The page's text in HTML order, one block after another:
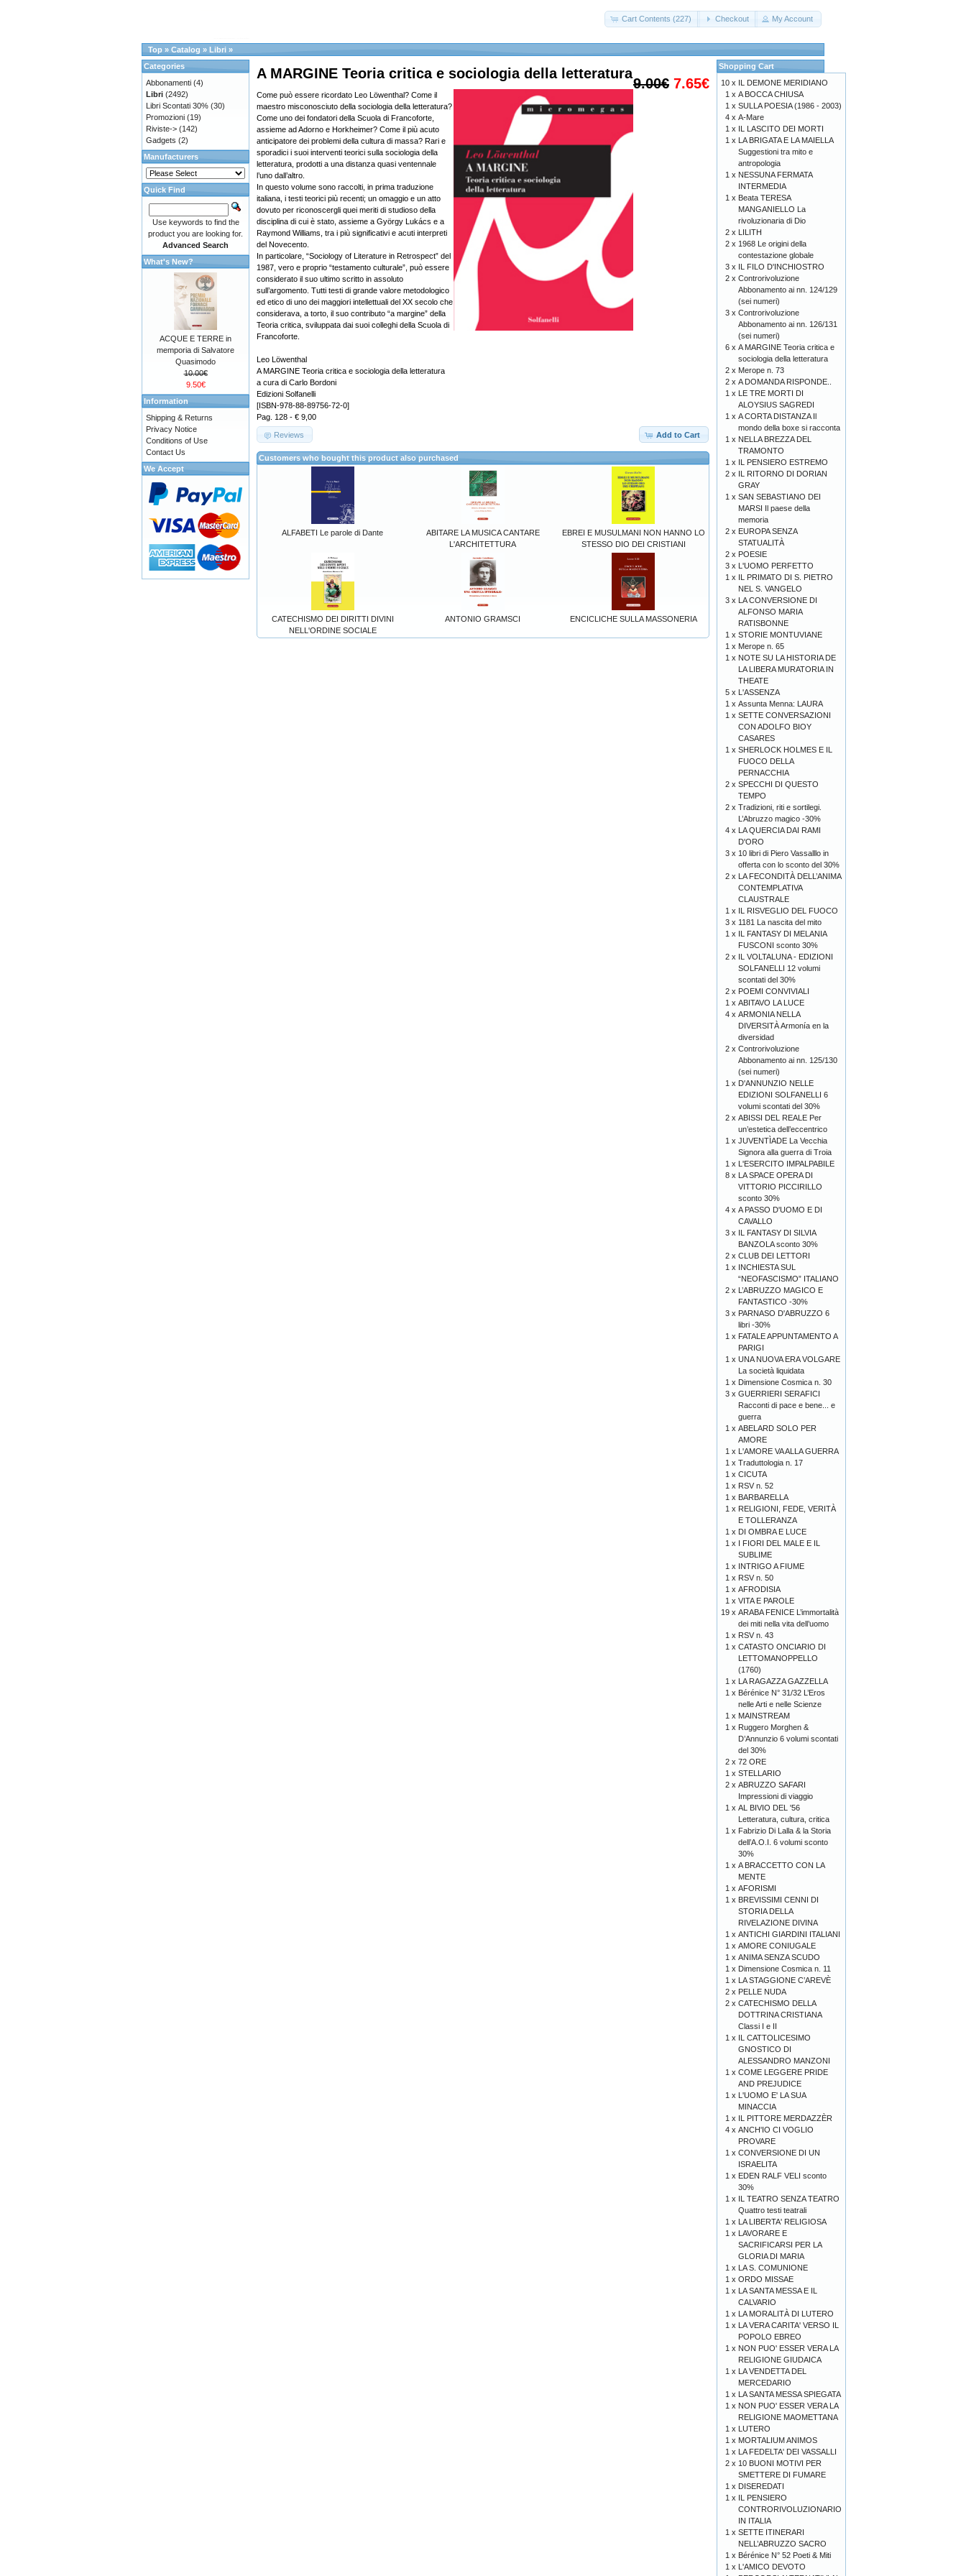
Cart Contents (227) Checkout My Account
Top » Catalog » Libri »
9.00€ 7.65€
A MARGINE Teoria critica e sociologia della letteratura
Come può essere ricordato Leo Löwenthal? Come il
maestro misconosciuto della sociologia della letteratura?
Come uno dei fondatori della Scuola di Francoforte,
assieme ad Adorno e Horkheimer? Come il più acuto
anticipatore dei problemi della cultura di massa? Rari e
sporadici i suoi interventi teorici sulla sociologia della
letteratura, prodotti a una distanza quasi ventennale
l’uno dall’altro.
In questo volume sono raccolti, in prima traduzione
italiana, i testi teorici più recenti; un omaggio e un atto
dovuto per riconoscergli quei meriti di studioso della
disciplina di cui è stato, assieme a György Lukács e a
Raymond Williams, tra i più significativi e acuti interpreti
del Novecento.
In particolare, “Sociology of Literature in Retrospect” del
1987, vero e proprio “testamento culturale”, può essere
considerato il suo ultimo scritto in assoluto
sull’argomento. Tutti testi di grande valore metodologico
ed etico di uno dei maggiori intellettuali del XX secolo che
considerava, a torto, il suo contributo “a margine” della
Teoria critica, sviluppata dai suoi colleghi della Scuola di
Francoforte.
Leo Löwenthal
A MARGINE Teoria critica e sociologia della letteratura
a cura di Carlo Bordoni
Edizioni Solfanelli
[ISBN-978-88-89756-72-0]
Pag. 128 - € 9,00
Add to Cart
Reviews
Customers who bought this product also purchased
ALFABETI Le parole di Dante
ABITARE LA MUSICA CANTARE
L'ARCHITETTURA
EBREI E MUSULMANI NON HANNO LO
STESSO DIO DEI CRISTIANI
CATECHISMO DEI DIRITTI DIVINI
NELL'ORDINE SOCIALE
ANTONIO GRAMSCI ENCICLICHE SULLA MASSONERIA
Categories
Abbonamenti (4)
Libri (2492)
Libri Scontati 30% (30)
Promozioni (19)
Riviste-> (142)
Gadgets (2)
Manufacturers
Quick Find
Use keywords to find the
product you are looking for.
Advanced Search
What's New?
ACQUE E TERRE in
memporia di Salvatore
Quasimodo
10.00€
9.50€
Information
Shipping & Returns
Privacy Notice
Conditions of Use
Contact Us
We Accept
Shopping Cart
10 x IL DEMONE MERIDIANO
1 x A BOCCA CHIUSA
1 x SULLA POESIA (1986 - 2003)
4 x A-Mare
1 x IL LASCITO DEI MORTI
1 x LA BRIGATA E LA MAIELLA
Suggestioni tra mito e
antropologia
1 x NESSUNA FERMATA
INTERMEDIA
1 x Beata TERESA
MANGANIELLO La
rivoluzionaria di Dio
2 x LILITH
2 x 1968 Le origini della
contestazione globale
3 x IL FILO D'INCHIOSTRO
2 x Controrivoluzione
Abbonamento ai nn. 124/129
(sei numeri)
3 x Controrivoluzione
Abbonamento ai nn. 126/131
(sei numeri)
6 x A MARGINE Teoria critica e
sociologia della letteratura
2 x Merope n. 73
2 x A DOMANDA RISPONDE..
1 x LE TRE MORTI DI
ALOYSIUS SAGREDI
1 x A CORTA DISTANZA Il
mondo della boxe si racconta
1 x NELLA BREZZA DEL
TRAMONTO
1 x IL PENSIERO ESTREMO
2 x IL RITORNO DI DORIAN
GRAY
1 x SAN SEBASTIANO DEI
MARSI Il paese della
memoria
2 x EUROPA SENZA
STATUALITÀ
2 x POESIE
3 x L'UOMO PERFETTO
1 x IL PRIMATO DI S. PIETRO
NEL S. VANGELO
3 x LA CONVERSIONE DI
ALFONSO MARIA
RATISBONNE
1 x STORIE MONTUVIANE
1 x Merope n. 65
1 x NOTE SU LA HISTORIA DE
LA LIBERA MURATORIA IN
THEATE
5 x L'ASSENZA
1 x Assunta Menna: LAURA
1 x SETTE CONVERSAZIONI
CON ADOLFO BIOY
CASARES
1 x SHERLOCK HOLMES E IL
FUOCO DELLA
PERNACCHIA
2 x SPECCHI DI QUESTO
TEMPO
2 x Tradizioni, riti e sortilegi.
L’Abruzzo magico -30%
4 x LA QUERCIA DAI RAMI
D'ORO
3 x 10 libri di Piero Vassalllo in
offerta con lo sconto del 30%
2 x LA FECONDITÀ DELL’ANIMA
CONTEMPLATIVA
CLAUSTRALE
1 x IL RISVEGLIO DEL FUOCO
3 x 1181 La nascita del mito
1 x IL FANTASY DI MELANIA
FUSCONI sconto 30%
2 x IL VOLTALUNA - EDIZIONI
SOLFANELLI 12 volumi
scontati del 30%
2 x POEMI CONVIVIALI
1 x ABITAVO LA LUCE
4 x ARMONIA NELLA
DIVERSITÀ Armonía en la
diversidad
2 x Controrivoluzione
Abbonamento ai nn. 125/130
(sei numeri)
1 x D'ANNUNZIO NELLE
EDIZIONI SOLFANELLI 6
volumi scontati del 30%
2 x ABISSI DEL REALE Per
un’estetica dell’eccentrico
1 x JUVENTÌADE La Vecchia
Signora alla guerra di Troia
1 x L'ESERCITO IMPALPABILE
8 x LA SPACE OPERA DI
VITTORIO PICCIRILLO
sconto 30%
4 x A PASSO D'UOMO E DI
CAVALLO
3 x IL FANTASY DI SILVIA
BANZOLA sconto 30%
2 x CLUB DEI LETTORI
1 x INCHIESTA SUL
“NEOFASCISMO” ITALIANO
2 x L’ABRUZZO MAGICO E
FANTASTICO -30%
3 x PARNASO D'ABRUZZO 6
libri -30%
1 x FATALE APPUNTAMENTO A
PARIGI
1 x UNA NUOVA ERA VOLGARE
La società liquidata
1 x Dimensione Cosmica n. 30
3 x GUERRIERI SERAFICI
Racconti di pace e bene... e
guerra
1 x ABELARD SOLO PER
AMORE
1 x L'AMORE VA ALLA GUERRA
1 x Traduttologia n. 17
1 x CICUTA
1 x RSV n. 52
1 x BARBARELLA
1 x RELIGIONI, FEDE, VERITÀ
E TOLLERANZA
1 x DI OMBRA E LUCE
1 x I FIORI DEL MALE E IL
SUBLIME
1 x INTRIGO A FIUME
1 x RSV n. 50
1 x AFRODISIA
1 x VITA E PAROLE
19 x ARABA FENICE L’immortalità
dei miti nella vita dell’uomo
1 x RSV n. 43
1 x CATASTO ONCIARIO DI
LETTOMANOPPELLO
(1760)
1 x LA RAGAZZA GAZZELLA
1 x Bérénice N° 31/32 L’Eros
nelle Arti e nelle Scienze
1 x MAINSTREAM
1 x Ruggero Morghen &
D’Annunzio 6 volumi scontati
del 30%
2 x 72 ORE
1 x STELLARIO
2 x ABRUZZO SAFARI
Impressioni di viaggio
1 x AL BIVIO DEL '56
Letteratura, cultura, critica
1 x Fabrizio Di Lalla & la Storia
dell’A.O.I. 6 volumi sconto
30%
1 x A BRACCETTO CON LA
MENTE
1 x AFORISMI
1 x BREVISSIMI CENNI DI
STORIA DELLA
RIVELAZIONE DIVINA
1 x ANTICHI GIARDINI ITALIANI
1 x AMORE CONIUGALE
1 x ANIMA SENZA SCUDO
1 x Dimensione Cosmica n. 11
1 x LA STAGGIONE C’AREVÈ
2 x PELLE NUDA
2 x CATECHISMO DELLA
DOTTRINA CRISTIANA
Classi I e II
1 x IL CATTOLICESIMO
GNOSTICO DI
ALESSANDRO MANZONI
1 x COME LEGGERE PRIDE
AND PREJUDICE
1 x L'UOMO E' LA SUA
MINACCIA
1 x IL PITTORE MERDAZZÈR
4 x ANCH'IO CI VOGLIO
PROVARE
1 x CONVERSIONE DI UN
ISRAELITA
1 x EDEN RALF VELI sconto
30%
1 x IL TEATRO SENZA TEATRO
Quattro testi teatrali
1 x LA LIBERTA' RELIGIOSA
1 x LAVORARE E
SACRIFICARSI PER LA
GLORIA DI MARIA
1 x LA S. COMUNIONE
1 x ORDO MISSAE
1 x LA SANTA MESSA E IL
CALVARIO
1 x LA MORALITÀ DI LUTERO
1 x LA VERA CARITA' VERSO IL
POPOLO EBREO
1 x NON PUO' ESSER VERA LA
RELIGIONE GIUDAICA
1 x LA VENDETTA DEL
MERCEDARIO
1 x LA SANTA MESSA SPIEGATA
1 x NON PUO' ESSER VERA LA
RELIGIONE MAOMETTANA
1 x LUTERO
1 x MORTALIUM ANIMOS
1 x LA FEDELTA' DEI VASSALLI
2 x 10 BUONI MOTIVI PER
SMETTERE DI FUMARE
1 x DISEREDATI
1 x IL PENSIERO
CONTRORIVOLUZIONARIO
IN ITALIA
1 x SETTE ITINERARI
NELL’ABRUZZO SACRO
1 x Bérénice N° 52 Poeti & Miti
1 x L'AMICO DEVOTO